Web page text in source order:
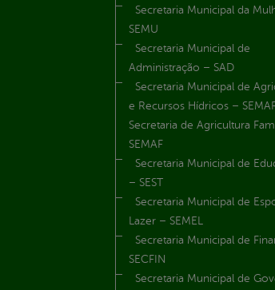
Secretaria Municipal da
SEMU
Secretaria Municipal de
Administração – SAD
Secretaria Municipal de
e Recursos Hídricos –
Secretaria de Agricultura
SEMAF
Secretaria Municipal de
– SEST
Secretaria Municipal de
Lazer – SEMEL
Secretaria Municipal de
SECFIN
Secretaria Municipal de